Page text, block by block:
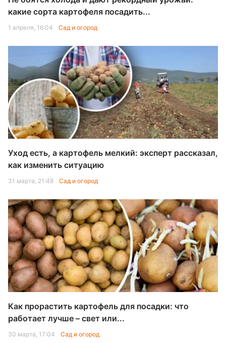
какие сорта картофеля посадить...
1 апреля, 16:04 Сад и огород
Уход есть, а картофель мелкий: эксперт рассказал,
как изменить ситуацию
31 марта, 21:48 Сад и огород
Как прорастить картофель для посадки: что
работает лучше – свет или...
30 марта, 17:04 Сад и огород